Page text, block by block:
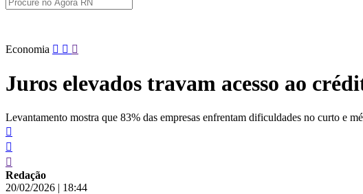
Pular
conteúdo
Economia
Juros elevados travam acesso ao
Levantamento mostra que 83% das empresas enfrentam dificuldades no curto e
Redação
20/02/2026 | 18:44